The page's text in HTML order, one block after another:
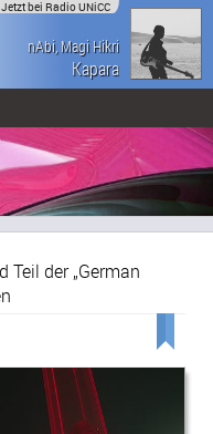
Jetzt bei Radio UNiCC
nAbi, Magi Hikri
Kapara
Teil der „German